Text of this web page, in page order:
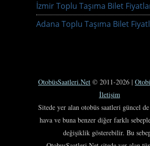
İzmir Toplu Taşıma Bilet
Adana Toplu Taşıma Bilet
OtobüsSaatleri.Net © 2011-2026 |
İletişim
Sitede yer alan otobüs saatleri güncel
hava ve buna benzer diğer farklı
değişiklik gösterebilir. Bu